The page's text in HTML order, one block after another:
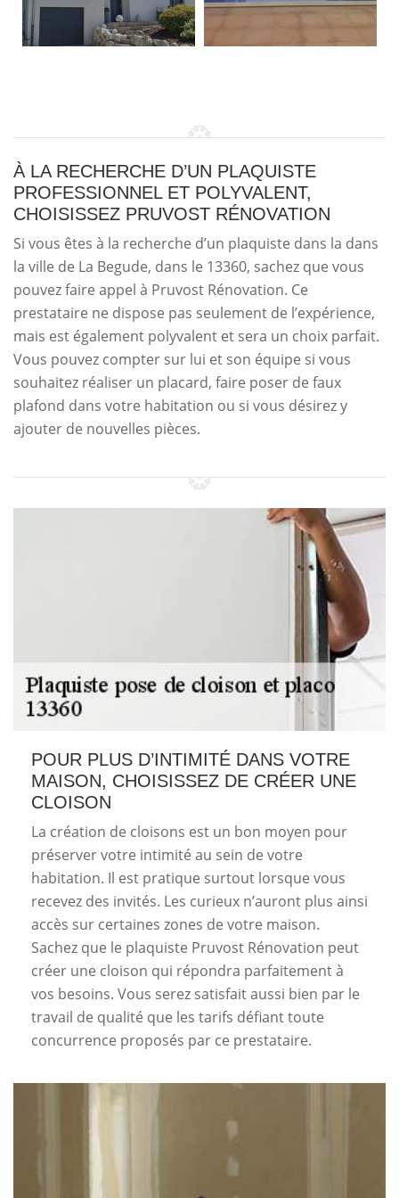
À LA RECHERCHE D’UN PLAQUISTE
PROFESSIONNEL ET POLYVALENT,
CHOISISSEZ PRUVOST RÉNOVATION
Si vous êtes à la recherche d’un plaquiste dans la dans
la ville de La Begude, dans le 13360, sachez que vous
pouvez faire appel à Pruvost Rénovation. Ce
prestataire ne dispose pas seulement de l’expérience,
mais est également polyvalent et sera un choix parfait.
Vous pouvez compter sur lui et son équipe si vous
souhaitez réaliser un placard, faire poser de faux
plafond dans votre habitation ou si vous désirez y
ajouter de nouvelles pièces.
POUR PLUS D’INTIMITÉ DANS VOTRE
MAISON, CHOISISSEZ DE CRÉER UNE
CLOISON
La création de cloisons est un bon moyen pour
préserver votre intimité au sein de votre
habitation. Il est pratique surtout lorsque vous
recevez des invités. Les curieux n’auront plus ainsi
accès sur certaines zones de votre maison.
Sachez que le plaquiste Pruvost Rénovation peut
créer une cloison qui répondra parfaitement à
vos besoins. Vous serez satisfait aussi bien par le
travail de qualité que les tarifs défiant toute
concurrence proposés par ce prestataire.